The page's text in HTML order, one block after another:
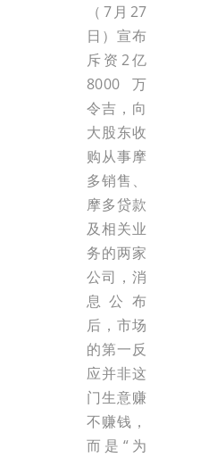
（7月27
日）宣布
斥资2亿
8000万
令吉，向
大股东收
购从事摩
多销售、
摩多贷款
及相关业
务的两家
公司，消
息公布
后，市场
的第一反
应并非这
门生意赚
不赚钱，
而是“为